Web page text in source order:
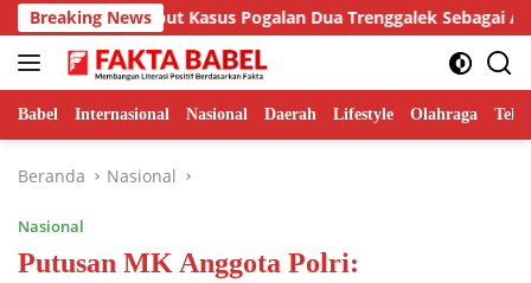
Langsung
ke
konten
Breaking News
Putra Sebut Kasus Pogalan Dua Trenggalek Sebagai Alarm Kritis
Babel Internasional Nasional Daerah Lifestyle Olahraga
Beranda Nasional
Nasional
Putusan MK Anggota Polri: